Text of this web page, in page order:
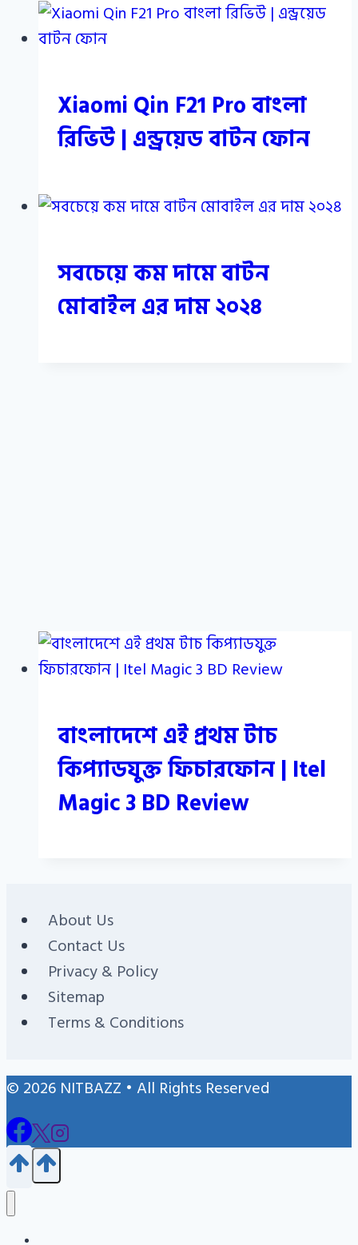
Xiaomi Qin F21 Pro বাংলা
রিভিউ | এন্ড্রয়েড বাটন ফোন
সবচেয়ে কম দামে বাটন
মোবাইল এর দাম ২০২৪
বাংলাদেশে এই প্রথম টাচ
কিপ্যাডযুক্ত ফিচারফোন | Itel
Magic 3 BD Review
About Us
Contact Us
Privacy & Policy
Sitemap
Terms & Conditions
© 2026 NITBAZZ • All Rights Reserved